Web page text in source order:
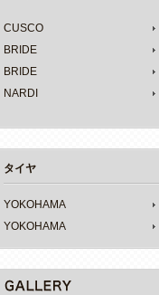
CUSCO
BRIDE
BRIDE
NARDI
タイヤ
YOKOHAMA
YOKOHAMA